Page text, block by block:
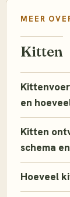
MEER
Kitten
en
Kitten
schema
Hoeveel